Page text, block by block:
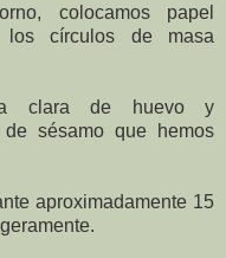
colocamos papel
círculos de masa
clara de huevo y
sésamo que hemos
aproximadamente 15